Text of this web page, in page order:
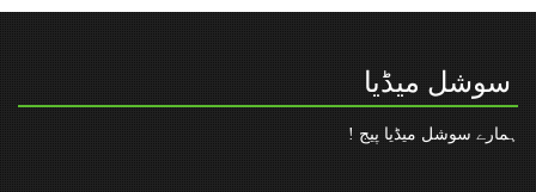
سوشل میڈیا
ہمارے سوشل میڈیا پیج !